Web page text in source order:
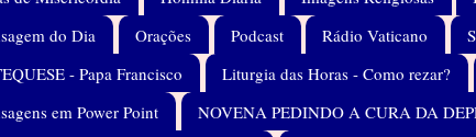
do Dia
Orações Podcast Rádio Vaticano
- Papa Francisco
Liturgia das Horas - Como rezar?
em Power Point
NOVENA PEDINDO A CURA DA